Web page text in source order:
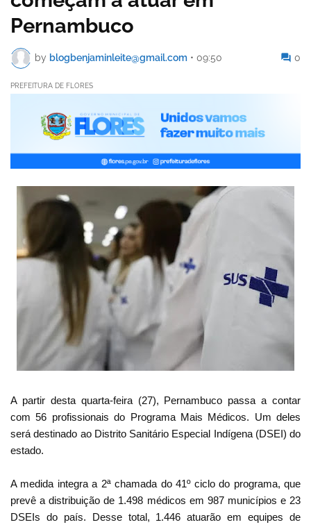
Pernambuco
by blogbenjaminleite@gmail.com • 09:50 0
PREFEITURA DE FLORES
A partir desta quarta-feira (27), Pernambuco passa a contar
com 56 profissionais do Programa Mais Médicos. Um deles
será destinado ao Distrito Sanitário Especial Indígena (DSEI) do
estado.
A medida integra a 2ª chamada do 41º ciclo do programa, que
prevê a distribuição de 1.498 médicos em 987 municípios e 23
DSEIs do país. Desse total, 1.446 atuarão em equipes de